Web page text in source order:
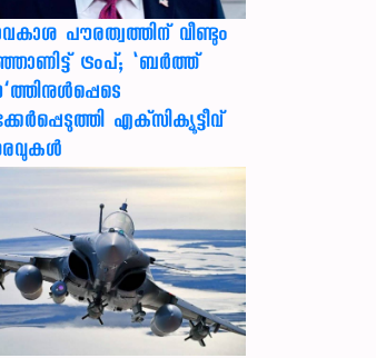
പൗരത്വത്തിന് വീണ്ടും
ട്രംപ്; ‘ബര്‍ത്ത്
എക്‌സിക്യൂട്ടീവ്